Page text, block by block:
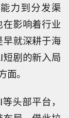
力到分发渠
影响着行业
就深耕于海
剧的新入局
。
头部平台，